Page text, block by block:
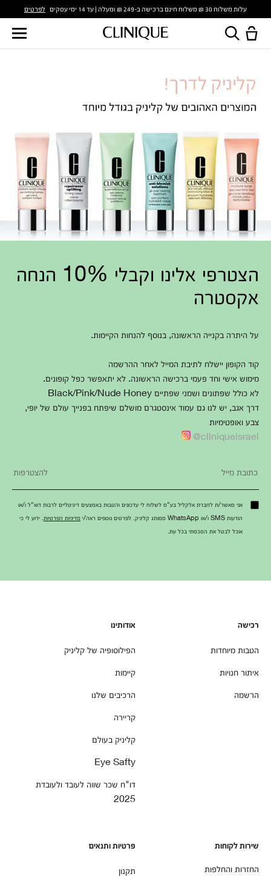
עלות משלוח 30 ₪ משלוח חינם ברכישה ב-249 ₪ ומעלה | עד 14 ימי עסקים לפרטים
הצטרפי אלינו וקבלי 10% הנחה
אקסטרה
על היתרה בקנייה הראשונה, בנוסף להנחות הקיימות.
קוד הקופון יישלח לתיבת המייל לאחר ההרשמה
מימוש אישי וחד פעמי ברכישה הראשונה. לא יתאפשר כפל קופונים.
לא כולל שפתונים ושמני שפתיים Black/Pink/Nude Honey
דרך אגב, יש לנו גם עמוד אינסטגרם מושלם שיפתח בפנייך עולם של יופי,
צבע ואופטימיות
cliniqueisrael@
אני מאשר/ת לחברת אלקליל בע"מ לשלוח לי עדכונים והטבות באמצעים דיגיטליים לרבות דוא"ל ו/או
הודעות SMS ו/או WhatsApp ממותג קליניק. לפרטים נוספים ראה/י
מדיניות הפרטיות . ידוע לי כי
אוכל לבטל את הסכמתי בכל עת.
רכישה
הטבות מיוחדות
איתור חנויות
הרשמה
אודותינו
הפילוסופיה של קליניק
קיימות
הרכיבים שלנו
קריירה
קליניק בעולם
Eye Safty
דו"ח שכר שווה לעובד ולעובדת
2025
שירות לקוחות
החזרות והחלפות
פרטיות ותנאים
תקנון